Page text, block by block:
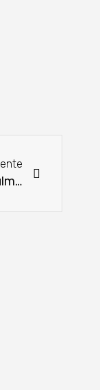
Mozos culminan curso de “Atención de Mesas”